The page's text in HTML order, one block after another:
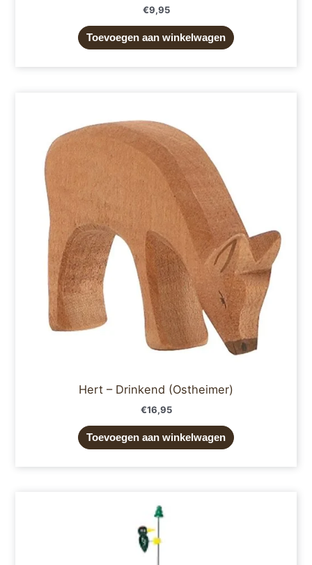
€9,95
Toevoegen aan winkelwagen
Hert – Drinkend (Ostheimer)
€16,95
Toevoegen aan winkelwagen